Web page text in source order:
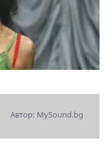
Автор: MySound.bg